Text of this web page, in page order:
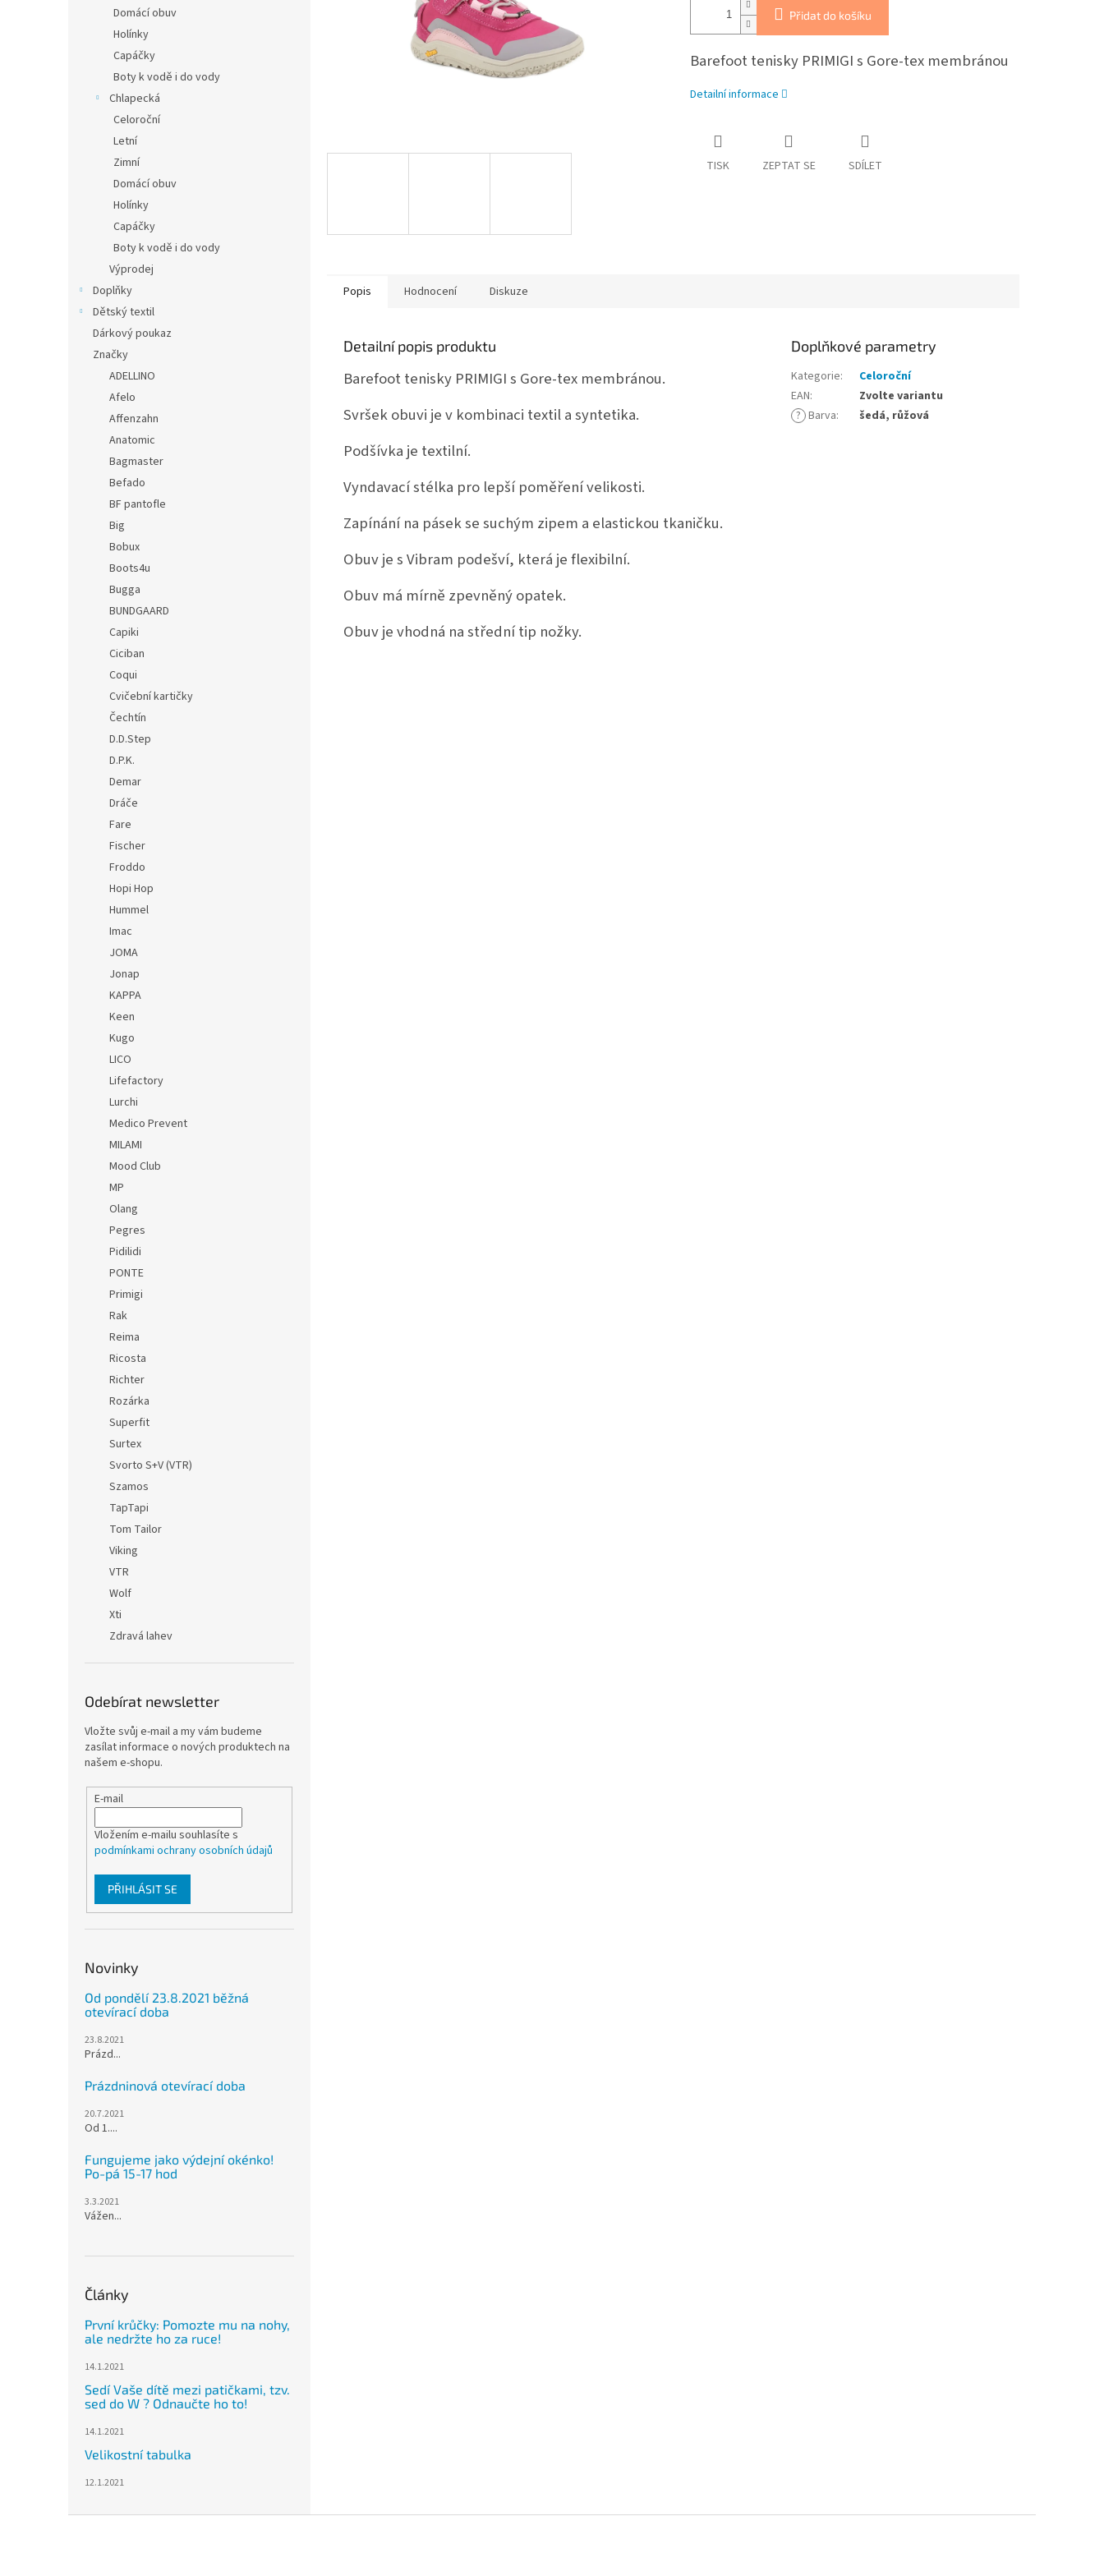
Domácí obuv
Holínky
Capáčky
Boty k vodě i do vody
Chlapecká
Celoroční
Letní
Zimní
Domácí obuv
Holínky
Capáčky
Boty k vodě i do vody
Výprodej
Doplňky
Dětský textil
Dárkový poukaz
Značky
ADELLINO
Afelo
Affenzahn
Anatomic
Bagmaster
Befado
BF pantofle
Big
Bobux
Boots4u
Bugga
BUNDGAARD
Capiki
Ciciban
Coqui
Cvičební kartičky
Čechtín
D.D.Step
D.P.K.
Demar
Dráče
Fare
Fischer
Froddo
Hopi Hop
Hummel
Imac
JOMA
Jonap
KAPPA
Keen
Kugo
LICO
Lifefactory
Lurchi
Medico Prevent
MILAMI
Mood Club
MP
Olang
Pegres
Pidilidi
PONTE
Primigi
Rak
Reima
Ricosta
Richter
Rozárka
Superfit
Surtex
Svorto S+V (VTR)
Szamos
TapTapi
Tom Tailor
Viking
VTR
Wolf
Xti
Zdravá lahev
Odebírat newsletter
Vložte svůj e-mail a my vám budeme
zasílat informace o nových produktech na
našem e-shopu.
E-mail
Vložením e-mailu souhlasíte s
podmínkami ochrany osobních údajů
PŘIHLÁSIT SE
Novinky
Od pondělí 23.8.2021 běžná
otevírací doba
23.8.2021
Prázd...
Prázdninová otevírací doba
20.7.2021
Od 1....
Fungujeme jako výdejní okénko!
Po-pá 15-17 hod
3.3.2021
Vážen...
Články
První krůčky: Pomozte mu na nohy,
ale nedržte ho za ruce!
14.1.2021
Sedí Vaše dítě mezi patičkami, tzv.
sed do W ? Odnaučte ho to!
14.1.2021
Velikostní tabulka
12.1.2021
Přidat do košíku
Barefoot tenisky PRIMIGI s Gore-tex membránou
Detailní informace
TISK ZEPTAT SE SDÍLET
Popis Hodnocení Diskuze
Detailní popis produktu
Barefoot tenisky PRIMIGI s Gore-tex membránou.
Svršek obuvi je v kombinaci textil a syntetika.
Podšívka je textilní.
Vyndavací stélka pro lepší poměření velikosti.
Zapínání na pásek se suchým zipem a elastickou tkaničku.
Obuv je s Vibram podešví, která je flexibilní.
Obuv má mírně zpevněný opatek.
Obuv je vhodná na střední tip nožky.
Doplňkové parametry
Kategorie:
Celoroční
EAN:
Zvolte variantu
? Barva: šedá, růžová